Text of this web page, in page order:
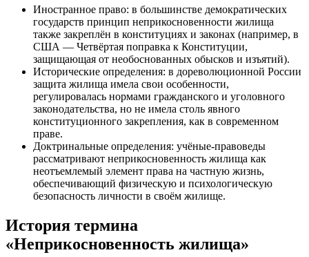
Иностранное право: в большинстве демократических
государств принцип неприкосновенности жилища
также закреплён в конституциях и законах (например, в
США — Четвёртая поправка к Конституции,
защищающая от необоснованных обысков и изъятий).
Исторические определения: в дореволюционной России
защита жилища имела свои особенности,
регулировалась нормами гражданского и уголовного
законодательства, но не имела столь явного
конституционного закрепления, как в современном
праве.
Доктринальные определения: учёные-правоведы
рассматривают неприкосновенность жилища как
неотъемлемый элемент права на частную жизнь,
обеспечивающий физическую и психологическую
безопасность личности в своём жилище.
История термина
«Неприкосновенность жилища»